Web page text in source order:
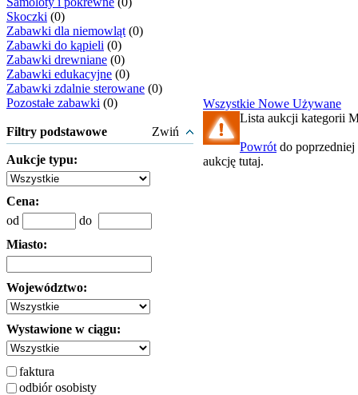
Skoczki (0)
Zabawki dla niemowląt (0)
Zabawki do kąpieli (0)
Zabawki drewniane (0)
Zabawki edukacyjne (0)
Zabawki zdalnie sterowane (0)
Pozostałe zabawki (0)
Filtry podstawowe Zwiń
Aukcje typu:
Cena:
od
do
Miasto:
Województwo:
Wystawione w ciągu:
faktura
odbiór osobisty
Wszystkie Nowe Używane
Lista aukcji kategorii
Powrót do
aukcję tutaj.